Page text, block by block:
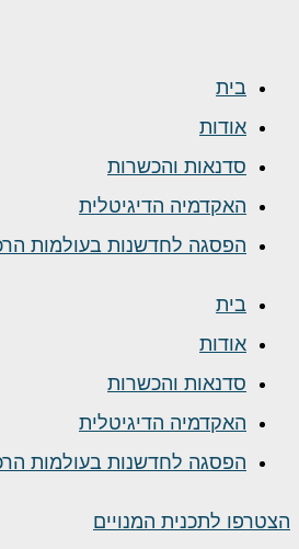
בית
אודות
סדנאות והכשרות
האקדמיה הדיגיטלית
הפסגה לחדשנות בעולמות
בית
אודות
סדנאות והכשרות
האקדמיה הדיגיטלית
הפסגה לחדשנות בעולמות
לתכנית המנויים